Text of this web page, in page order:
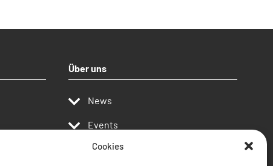
Cookies
Über uns
News
Events
Publikationen